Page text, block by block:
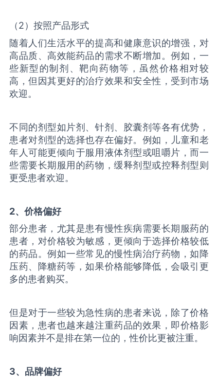
（2）按照产品形式
随着人们生活水平的提高和健康意识的增强，对
高品质、高效能药品的需求不断增加。例如，一
些新型的制剂、靶向药物等，虽然价格相对较
高，但因其更好的治疗效果和安全性，受到市场
欢迎。
不同的剂型如片剂、针剂、胶囊剂等各有优势，
患者对剂型的选择也存在偏好。例如，儿童和老
年人可能更倾向于服用液体剂型或咀嚼片，而一
些需要长期服用的药物，缓释剂型或控释剂型则
更受患者欢迎。
2、价格偏好
部分患者，尤其是患有慢性疾病需要长期服药的
患者，对价格较为敏感，更倾向于选择价格较低
的药品。例如一些常见的慢性病治疗药物，如降
压药、降糖药等，如果价格能够降低，会吸引更
多的患者购买。
但是对于一些较为急性病的患者来说，除了价格
因素，患者也越来越注重药品的效果，即价格影
响因素并不是排在第一位的，性价比更被注重。
3、品牌偏好